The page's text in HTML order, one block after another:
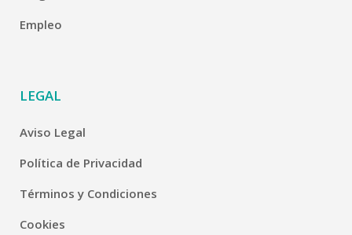
Empleo
LEGAL
Aviso Legal
Política de Privacidad
Términos y Condiciones
Cookies